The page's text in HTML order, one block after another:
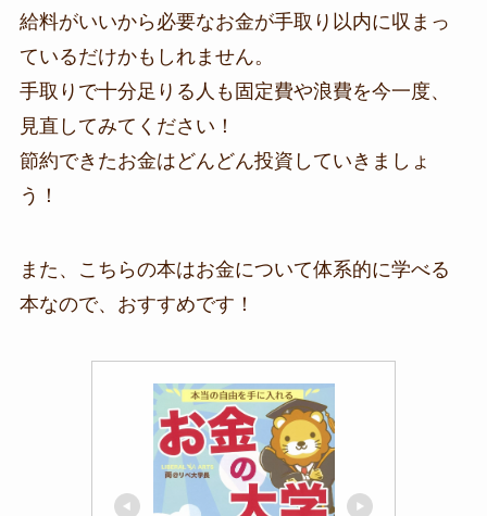
給料がいいから必要なお金が手取り以内に収まっ
ているだけかもしれません。
手取りで十分足りる人も固定費や浪費を今一度、
見直してみてください！
節約できたお金はどんどん投資していきましょ
う！
また、こちらの本はお金について体系的に学べる
本なので、おすすめです！